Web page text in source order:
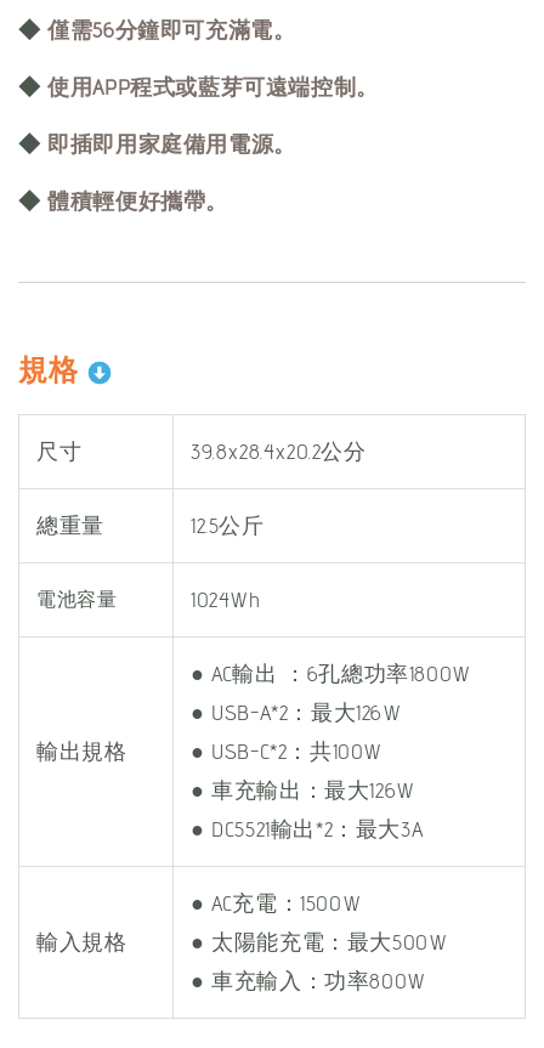
◆ 僅需56分鐘即可充滿電。
◆ 使用APP程式或藍芽可遠端控制。
◆ 即插即用家庭備用電源。
◆ 體積輕便好攜帶。
規格
尺寸 39.8x28.4x20.2公分
總重量 12.5公斤
電池容量 1024Wh
輸出規格
● AC輸出 ：6孔總功率1800W
● USB-A*2：最大126W
● USB-C*2：共100W
● 車充輸出：最大126W
● DC5521輸出*2：最大3A
輸入規格
● AC充電：1500W
● 太陽能充電：最大500W
● 車充輸入：功率800W